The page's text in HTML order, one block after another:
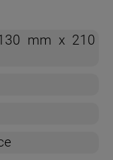
mm x 210